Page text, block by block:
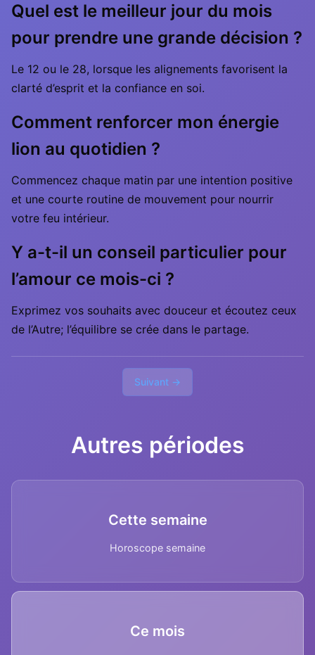
Quel est le meilleur jour du mois
pour prendre une grande décision ?
Le 12 ou le 28, lorsque les alignements favorisent la
clarté d’esprit et la confiance en soi.
Comment renforcer mon énergie
lion au quotidien ?
Commencez chaque matin par une intention positive
et une courte routine de mouvement pour nourrir
votre feu intérieur.
Y a-t-il un conseil particulier pour
l’amour ce mois-ci ?
Exprimez vos souhaits avec douceur et écoutez ceux
de l’Autre; l’équilibre se crée dans le partage.
Suivant →
Autres périodes
Cette semaine
Horoscope semaine
Ce mois